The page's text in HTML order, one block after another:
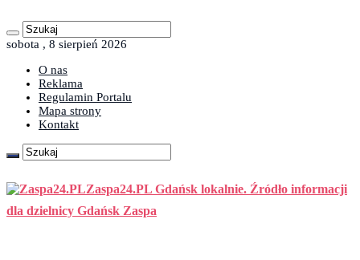
sobota , 8 sierpień 2026
O nas
Reklama
Regulamin Portalu
Mapa strony
Kontakt
Zaspa24.PL Gdańsk lokalnie. Źródło informacji
dla dzielnicy Gdańsk Zaspa